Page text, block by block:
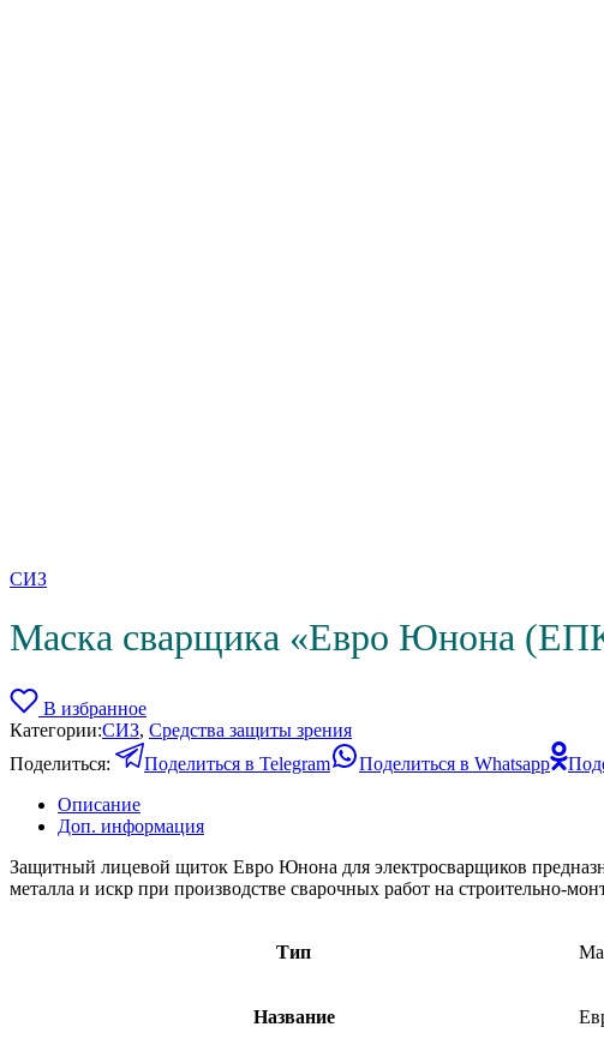
СИЗ
Маска сварщика «Евро Юнона
В избранное
Категории:СИЗ, Средства защиты зрения
Поделиться:
Поделиться в Telegram Поделиться в Whatsapp
Описание
Доп. информация
Защитный лицевой щиток Евро Юнона для электросварщиков
металла и искр при производстве сварочных работ на строительно-
Тип
Название